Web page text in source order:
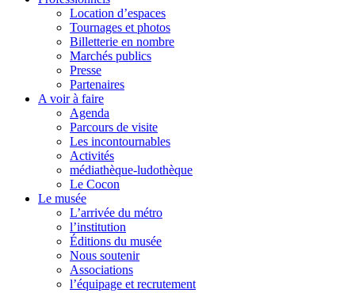
Location d’espaces
Tournages et photos
Billetterie en nombre
Marchés publics
Presse
Partenaires
A voir à faire
Agenda
Parcours de visite
Les incontournables
Activités
médiathèque-ludothèque
Le Cocon
Le musée
L’arrivée du métro
l’institution
Éditions du musée
Nous soutenir
Associations
l’équipage et recrutement